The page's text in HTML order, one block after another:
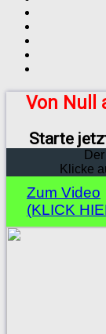
Von Null
Starte
Klicke
Zum Video
(KLICK